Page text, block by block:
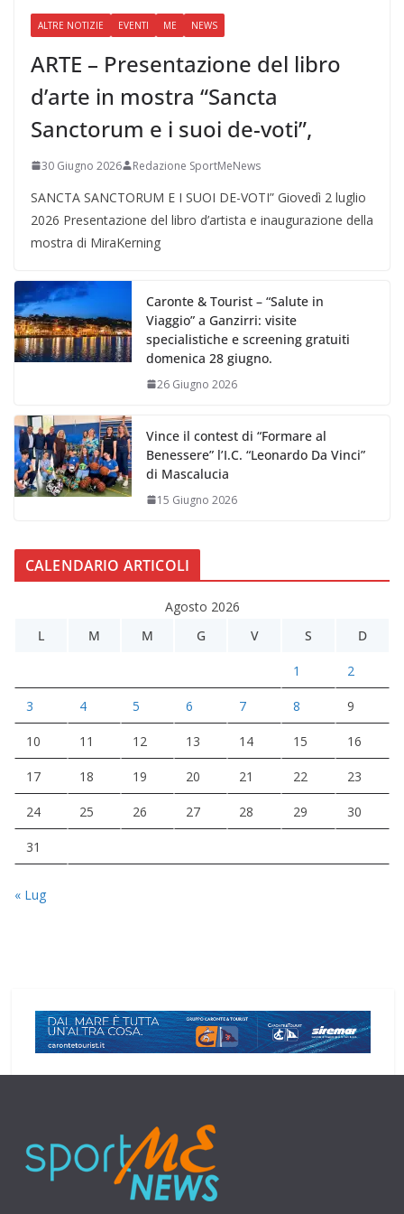
ALTRE NOTIZIE EVENTI ME NEWS
ARTE – Presentazione del libro
d’arte in mostra “Sancta
Sanctorum e i suoi de-voti”,
30 Giugno 2026 Redazione SportMeNews
SANCTA SANCTORUM E I SUOI DE-VOTI” Giovedì 2 luglio
2026 Presentazione del libro d’artista e inaugurazione della
mostra di MiraKerning
Caronte & Tourist – “Salute in
Viaggio” a Ganzirri: visite
specialistiche e screening gratuiti
domenica 28 giugno.
26 Giugno 2026
Vince il contest di “Formare al
Benessere” l’I.C. “Leonardo Da Vinci”
di Mascalucia
15 Giugno 2026
CALENDARIO ARTICOLI
Agosto 2026
L
M M G V S D
1 2
3 4 5 6 7 8 9
10 11 12 13 14 15 16
17 18 19 20 21 22 23
24 25 26 27 28 29 30
31
« Lug